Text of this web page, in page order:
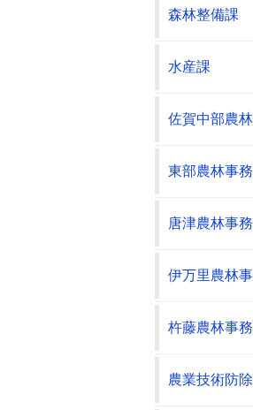
森林整備課
水産課
佐賀中部農
東部農林事
唐津農林事
伊万里農林
杵藤農林事
農業技術防